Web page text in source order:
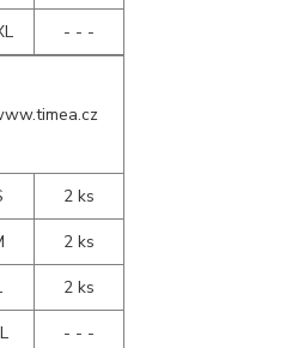
- - -
2 ks
2 ks
2 ks
- - -